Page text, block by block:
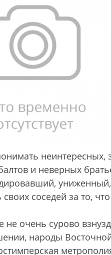
и неверных
своих соседей за то,
не очень сурово
народы